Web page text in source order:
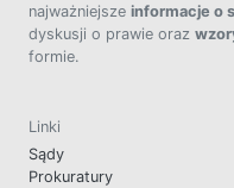
najważniejsze informacje o
dyskusji o prawie oraz
formie.
Linki
Sądy
Prokuratury